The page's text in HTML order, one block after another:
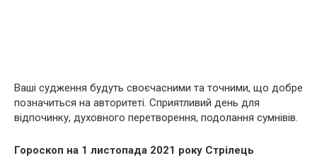
Ваші судження будуть своєчасними та точними, що добре
позначиться на авторитеті. Сприятливий день для
відпочинку, духовного перетворення, подолання сумнівів.
Гороскоп на 1 листопада 2021 року Стрілець